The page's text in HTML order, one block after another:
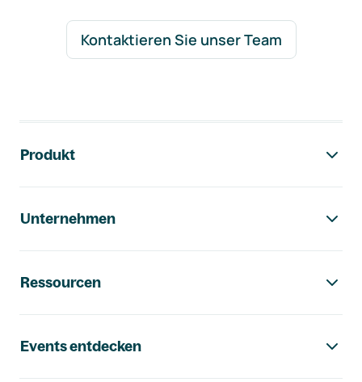
Kontaktieren Sie unser Team
Produkt
Unternehmen
Ressourcen
Events entdecken